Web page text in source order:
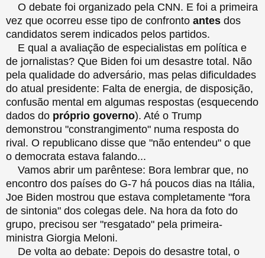
O debate foi organizado pela CNN. E foi a primeira
vez que ocorreu esse tipo de confronto antes dos
candidatos serem indicados pelos partidos.
E qual a avaliação de especialistas em política e
de jornalistas? Que Biden foi um desastre total. Não
pela qualidade do adversário, mas pelas dificuldades
do atual presidente: Falta de energia, de disposição,
confusão mental em algumas respostas (esquecendo
dados do próprio governo). Até o Trump
demonstrou "constrangimento" numa resposta do
rival. O republicano disse que "não entendeu" o que
o democrata estava falando...
Vamos abrir um parêntese: Bora lembrar que, no
encontro dos países do G-7 há poucos dias na Itália,
Joe Biden mostrou que estava completamente "fora
de sintonia" dos colegas dele. Na hora da foto do
grupo, precisou ser "resgatado" pela primeira-
ministra Giorgia Meloni.
De volta ao debate: Depois do desastre total, o